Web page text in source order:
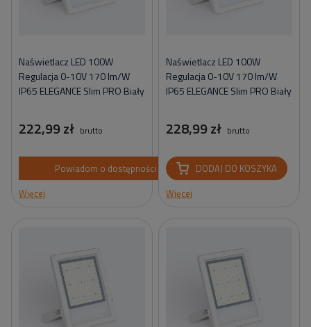
Naświetlacz LED 100W
Regulacja 0-10V 170 lm/W
IP65 ELEGANCE Slim PRO Biały
222,99 zł brutto
Powiadom o dostępności
Więcej
Naświetlacz LED 100W
Regulacja 0-10V 170 lm/W
IP65 ELEGANCE Slim PRO Biały
228,99 zł brutto
DODAJ DO KOSZYKA
Więcej